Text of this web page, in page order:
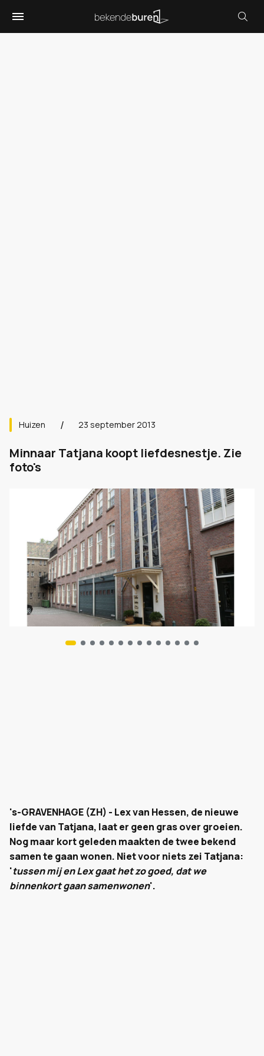
Huizen 23 september 2013
Minnaar Tatjana koopt liefdesnestje. Zie
foto's
's-GRAVENHAGE (ZH) - Lex van Hessen, de nieuwe
liefde van Tatjana, laat er geen gras over groeien.
Nog maar kort geleden maakten de twee bekend
samen te gaan wonen. Niet voor niets zei Tatjana:
'tussen mij en Lex gaat het zo goed, dat we
binnenkort gaan samenwonen'.